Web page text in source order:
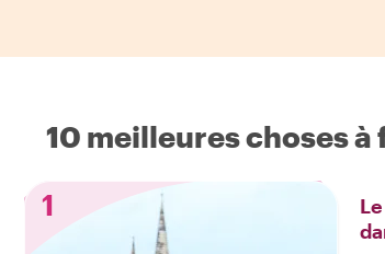
10 meilleures choses
1